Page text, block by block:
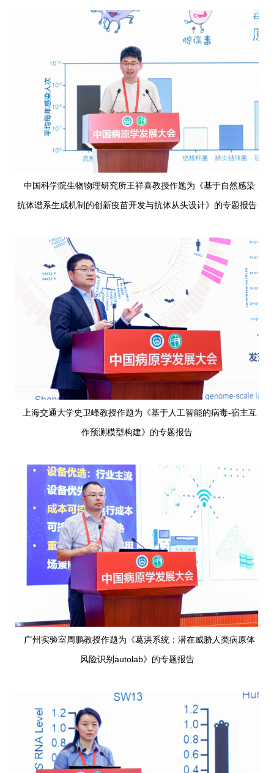
中国科学院生物物理研究所王祥喜教授作题为《基于自然感染
抗体谱系生成机制的创新疫苗开发与抗体从头设计》的专题报告
上海交通大学史卫峰教授作题为《基于人工智能的病毒-宿主互
作预测模型构建》的专题报告
广州实验室周鹏教授作题为《葛洪系统：潜在威胁人类病原体
风险识别autolab》的专题报告